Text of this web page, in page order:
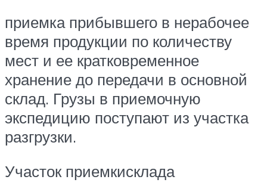
приемка прибывшего в нерабочее
время продукции по количеству
мест и ее кратковременное
хранение до передачи в основной
склад. Грузы в приемочную
экспедицию поступают из участка
разгрузки.
Участок приемкисклада